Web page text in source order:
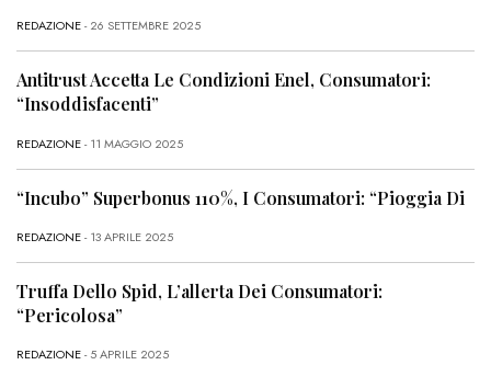
REDAZIONE- 26 SETTEMBRE 2025
Antitrust Accetta Le Condizioni Enel, Consumatori:
“Insoddisfacenti”
REDAZIONE- 11 MAGGIO 2025
“Incubo” Superbonus 110%, I Consumatori: “Pioggia Di
REDAZIONE- 13 APRILE 2025
Truffa Dello Spid, L’allerta Dei Consumatori:
“Pericolosa”
REDAZIONE- 5 APRILE 2025